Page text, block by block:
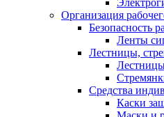
Организация
Безопасность
Ленты
Лестницы,
Средства
Каски